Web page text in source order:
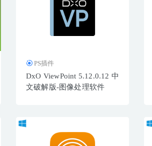
PS插件
DxO ViewPoint 5.12.0.12 中
文破解版-图像处理软件